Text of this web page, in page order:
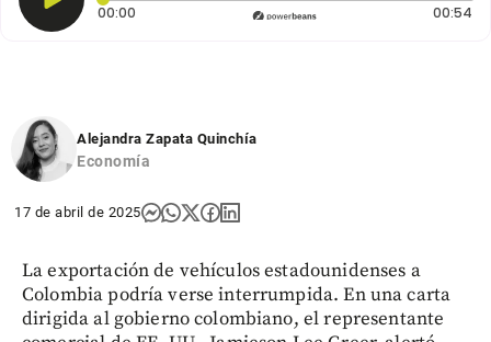
00:00 Tiempo transcurrido: 0 segundos 00:54
Alejandra Zapata Quinchía
Economía
17 de abril de 2025
La exportación de vehículos estadounidenses a
Colombia podría verse interrumpida. En una carta
dirigida al gobierno colombiano, el representante